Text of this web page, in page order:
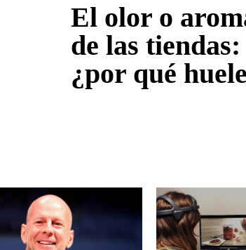
El olor o
de las tiendas:
¿por qué